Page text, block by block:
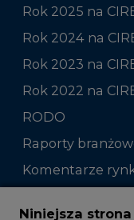
Rok 2025 na
Rok 2024 na
Rok 2023 na
Rok 2022 na
RODO
Raporty
Komentarze
Zmiany
Niniejsza